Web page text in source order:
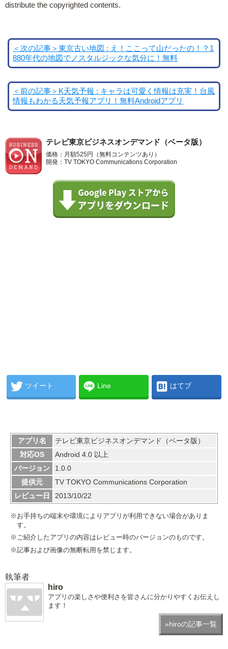
distribute the copyrighted contents.
＜次の記事＞東京古い地図 : え！ここって山だったの！？1
880年代の地図でノスタルジックな気分に！無料
＜前の記事＞K天気予報 : キャラは可愛く情報は充実！台風
情報もわかる天気予報アプリ！無料Androidアプリ
テレビ東京ビジネスオンデマンド（ベータ版）
価格：月額525円（無料コンテンツあり）
開発：TV TOKYO Communications Corporation
ツイート Line はてブ
アプリ名
テレビ東京ビジネスオンデマンド（ベータ版）
対応OS
Android 4.0 以上
バージョン
1.0.0
提供元
TV TOKYO Communications Corporation
レビュー日
2013/10/22
※お手持ちの端末や環境によりアプリが利用できない場合がありま
す。
※ご紹介したアプリの内容はレビュー時のバージョンのものです。
※記事および画像の無断転用を禁じます。
執筆者
hiro
アプリの楽しさや便利さを皆さんに分かりやすくお伝えし
ます！
»hiroの記事一覧